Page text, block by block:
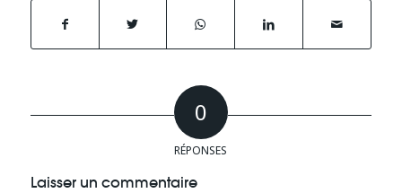
0
RÉPONSES
Laisser un commentaire